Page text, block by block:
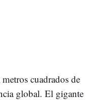
cuadrados de
global. El gigante